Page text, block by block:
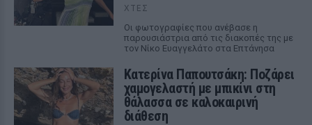
ΧΤΕΣ
Οι φωτογραφίες που ανέβασε η
παρουσιάστρια από τις διακοπές της με
τον Νίκο Ευαγγελάτο στα Επτάνησα
Κατερίνα Παπουτσάκη: Ποζάρει
χαμογελαστή με μπικίνι στη
θάλασσα σε καλοκαιρινή
διάθεση